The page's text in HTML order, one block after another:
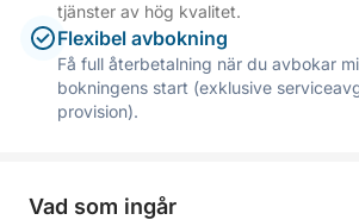
tjänster av hög kvalitet.
Flexibel avbokning
Få full återbetalning när du avbokar
bokningens start (exklusive
provision).
Vad som ingår